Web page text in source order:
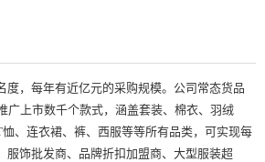
度，每年有近亿元的采购规模。公司常态货品
广上市数千个款式，涵盖套装、棉衣、羽绒
、连衣裙、裤、西服等等所有品类，可实现每
服饰批发商、品牌折扣加盟商、大型服装超